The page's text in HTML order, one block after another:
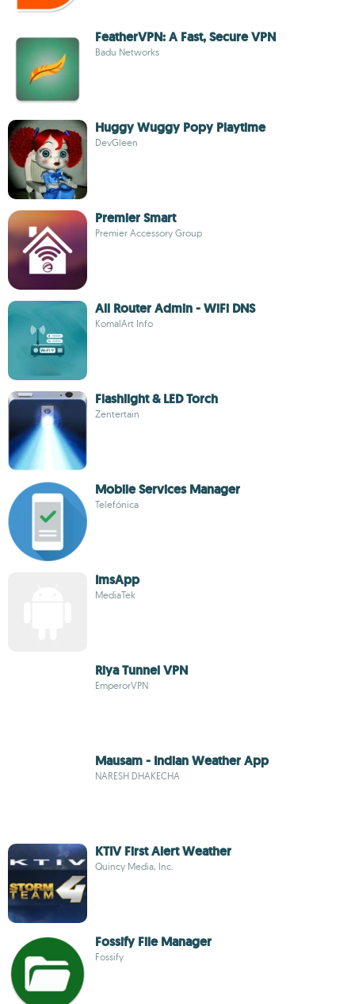
FeatherVPN: A Fast, Secure VPN
Badu Networks
Huggy Wuggy Popy Playtime
DevGleen
Premier Smart
Premier Accessory Group
All Router Admin - WiFi DNS
KomalArt Info
Flashlight & LED Torch
Zentertain
Mobile Services Manager
Telefónica
ImsApp
MediaTek
Riya Tunnel VPN
EmperorVPN
Mausam - Indian Weather App
NARESH DHAKECHA
KTIV First Alert Weather
Quincy Media, Inc.
Fossify File Manager
Fossify